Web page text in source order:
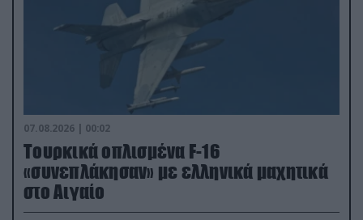
07.08.2026 | 00:02
Τουρκικά οπλισμένα F-16
«συνεπλάκησαν» με ελληνικά μαχητικά
στο Αιγαίο